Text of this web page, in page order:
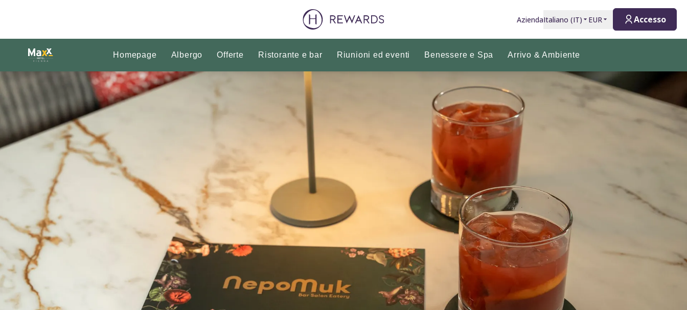
AziendaItaliano (IT) EUR Accesso
Homepage Albergo Offerte Ristorante e bar Riunioni ed eventi Benessere e Spa Arrivo & Ambiente
Diapositiva 1 di 1